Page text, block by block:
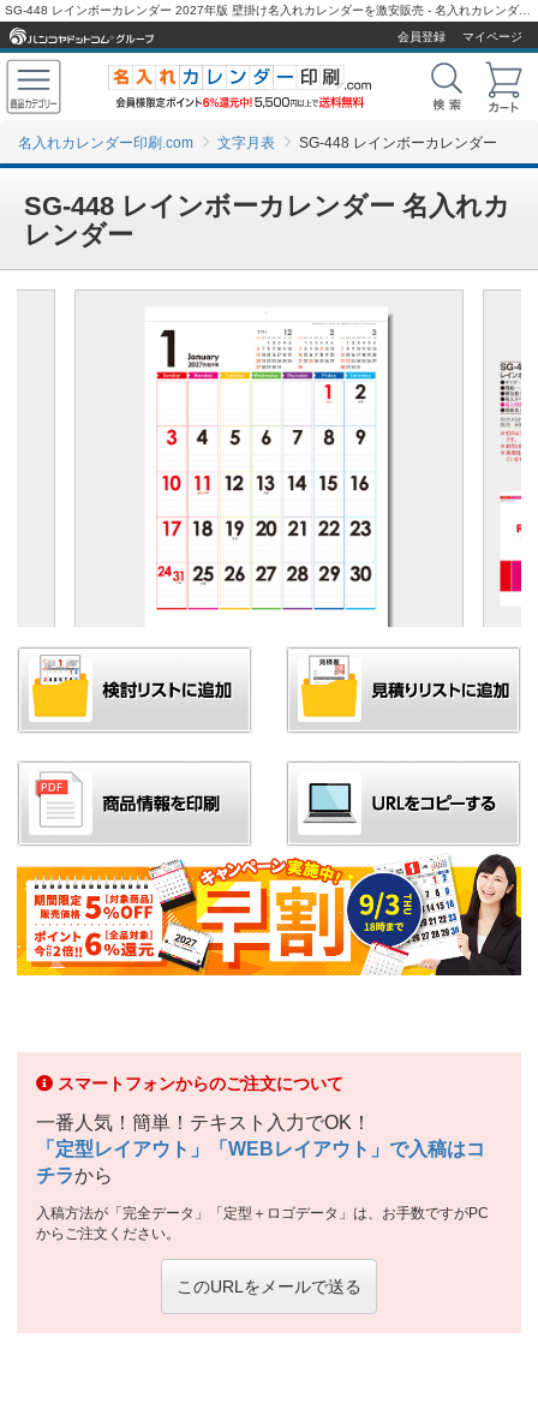
会員登録
マイページ
名入れカレンダー印刷.com 文字月表 SG-448 レインボーカレンダー
SG-448 レインボーカレンダー 名入れカ
レンダー
スマートフォンからのご注文について
一番人気！簡単！テキスト入力でOK！
「定型レイアウト」「WEBレイアウト」で入稿はコ
チラから
入稿方法が「完全データ」「定型＋ロゴデータ」は、お手数ですがPC
からご注文ください。
このURLをメールで送る